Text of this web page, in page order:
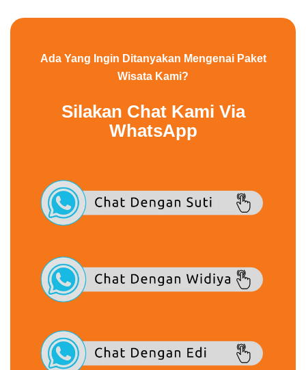
Ada Yang Ingin Ditanyakan Mengenai Paket
Wisata Kami?
Silakan Chat Kami Via
WhatsApp